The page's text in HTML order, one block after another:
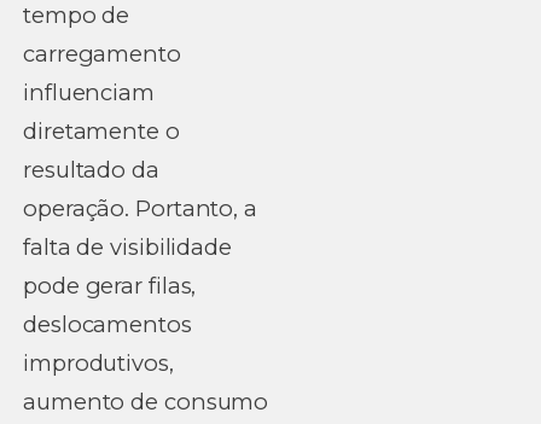
tempo de
carregamento
influenciam
diretamente o
resultado da
operação. Portanto, a
falta de visibilidade
pode gerar filas,
deslocamentos
improdutivos,
aumento de consumo